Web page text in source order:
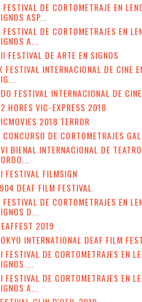
FESTIVAL DE CORTOMETRAJE EN
ASP...
FESTIVAL DE CORTOMETRAJES EN
A...
FESTIVAL DE ARTE EN SIGNOS
FESTIVAL INTERNACIONAL DE CINE
FESTIVAL INTERNACIONAL DE
HORES VIC-EXPRESS 2018
2018 TERROR
CONCURSO DE CORTOMETRAJES
BIENAL INTERNACIONAL DE
FESTIVAL FILMSIGN
DEAF FILM FESTIVAL
FESTIVAL DE CORTOMETRAJES EN
D...
2019
INTERNATIONAL DEAF FILM
FESTIVAL DE CORTOMETRAJES EN
...
FESTIVAL DE CORTOMETRAJES EN
A...